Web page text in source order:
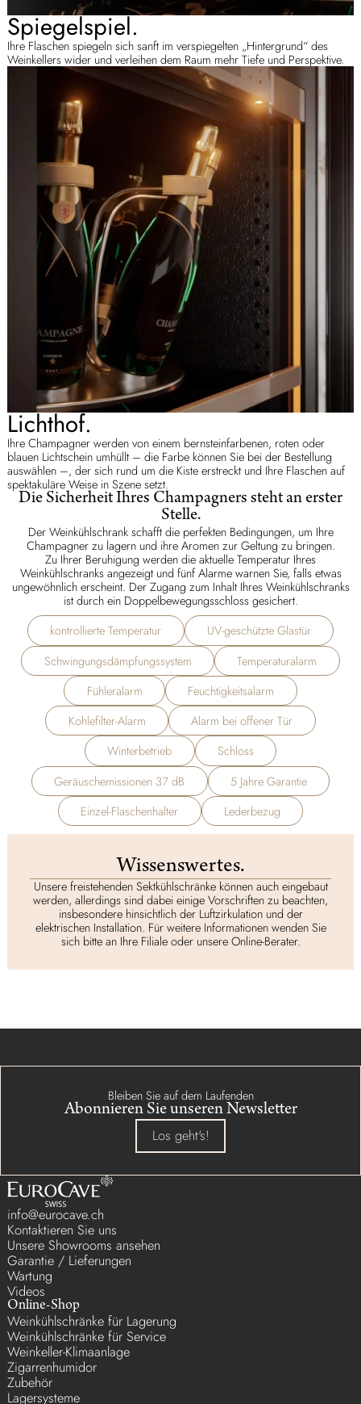
Spiegelspiel.
Ihre Flaschen spiegeln sich sanft im verspiegelten „Hintergrund“ des
Weinkellers wider und verleihen dem Raum mehr Tiefe und Perspektive.
Lichthof.
Ihre Champagner werden von einem bernsteinfarbenen, roten oder
blauen Lichtschein umhüllt – die Farbe können Sie bei der Bestellung
auswählen –, der sich rund um die Kiste erstreckt und Ihre Flaschen auf
spektakuläre Weise in Szene setzt.
Die Sicherheit Ihres Champagners steht an erster
Stelle.
Der Weinkühlschrank schafft die perfekten Bedingungen, um Ihre
Champagner zu lagern und ihre Aromen zur Geltung zu bringen.
Zu Ihrer Beruhigung werden die aktuelle Temperatur Ihres
Weinkühlschranks angezeigt und fünf Alarme warnen Sie, falls etwas
ungewöhnlich erscheint. Der Zugang zum Inhalt Ihres Weinkühlschranks
ist durch ein Doppelbewegungsschloss gesichert.
kontrollierte Temperatur
UV-geschützte Glastür
Schwingungsdämpfungssystem
Temperaturalarm
Fühleralarm
Feuchtigkeitsalarm
Kohlefilter-Alarm
Alarm bei offener Tür
Winterbetrieb
Schloss
Geräuschemissionen 37 dB
5 Jahre Garantie
Einzel-Flaschenhalter
Lederbezug
Wissenswertes.
Unsere freistehenden Sektkühlschränke können auch eingebaut
werden, allerdings sind dabei einige Vorschriften zu beachten,
insbesondere hinsichtlich der Luftzirkulation und der
elektrischen Installation. Für weitere Informationen wenden Sie
sich bitte an Ihre Filiale oder unsere Online-Berater.
Bleiben Sie auf dem Laufenden
Abonnieren Sie unseren Newsletter
Los geht's!
info@eurocave.ch
Kontaktieren Sie uns
Unsere Showrooms ansehen
Garantie / Lieferungen
Wartung
Videos
Online-Shop
Weinkühlschränke für Lagerung
Weinkühlschränke für Service
Weinkeller-Klimaanlage
Zigarrenhumidor
Zubehör
Lagersysteme